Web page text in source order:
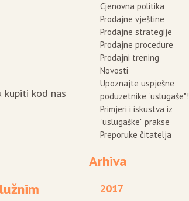
kupiti kod nas
Cjenovna politika
Prodajne vještine
Prodajne strategije
Prodajne procedure
Prodajni trening
Novosti
Upoznajte uspješne
poduzetnike "uslugaše"!
Primjeri i iskustva iz
"uslugaške" prakse
Preporuke čitatelja
Arhiva
2017